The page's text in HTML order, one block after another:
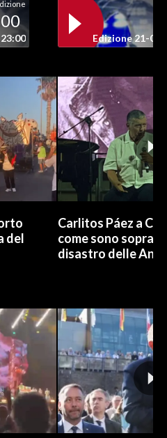
Edizione 21-05-
del
Carlitos Páez a
come sono
disastro delle